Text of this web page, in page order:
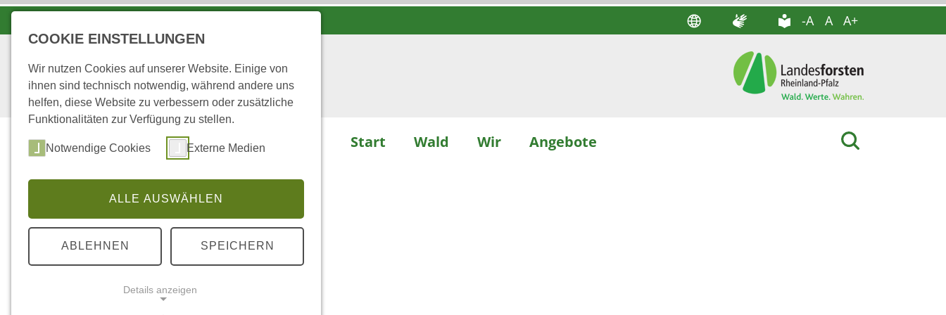
-A A A+
Start Wald Wir Angebote
STARTSEITE ... WALD - MENSCH
Wald - Mensch
COOKIE EINSTELLUNGEN
Wir nutzen Cookies auf unserer Website. Einige von
ihnen sind technisch notwendig, während andere uns
helfen, diese Website zu verbessern oder zusätzliche
Funktionalitäten zur Verfügung zu stellen.
Notwendige Cookies Externe Medien
ALLE AUSWÄHLEN
ABLEHNEN SPEICHERN
Details anzeigen